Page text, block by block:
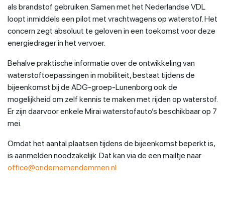
als brandstof gebruiken. Samen met het Nederlandse VDL
loopt inmiddels een pilot met vrachtwagens op waterstof. Het
concern zegt absoluut te geloven in een toekomst voor deze
energiedrager in het vervoer.
Behalve praktische informatie over de ontwikkeling van
waterstoftoepassingen in mobiliteit, bestaat tijdens de
bijeenkomst bij de ADG-groep-Lunenborg ook de
mogelijkheid om zelf kennis te maken met rijden op waterstof.
Er zijn daarvoor enkele Mirai waterstofauto’s beschikbaar op 7
mei.
Omdat het aantal plaatsen tijdens de bijeenkomst beperkt is,
is aanmelden noodzakelijk. Dat kan via de een mailtje naar
office@ondernemendemmen.nl